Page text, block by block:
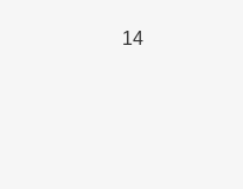
14